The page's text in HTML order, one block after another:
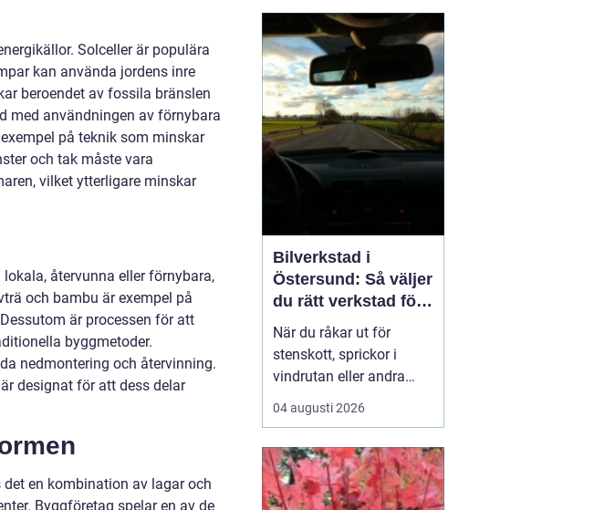
Solceller är populära
kan använda jordens inre
beroendet av fossila bränslen
med användningen av förnybara
på teknik som minskar
och tak måste vara
vilket ytterligare minskar
återvunna eller förnybara,
och bambu är exempel på
är processen för att
byggmetoder.
nedmontering och återvinning.
designat för att dess delar
en kombination av lagar och
Byggföretag spelar en av de
behöver säkra lyft och
flexibla transporter i
södra Sverige. När tunga
material ska bå...
Bilverkstad i
Östersund: Så väljer
du rätt verkstad för
glasskador
När du råkar ut för
stenskott, sprickor i
vindrutan eller andra
glasskador i Jämtland är
det viktigt att snabbt
vägförhållanden med
grus och kyla gör att
04 augusti 2026